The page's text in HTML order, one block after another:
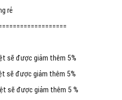
rẻ
sẽ được giảm thêm 5%
sẽ được giảm thêm 5%
sẽ được giảm thêm 5 %